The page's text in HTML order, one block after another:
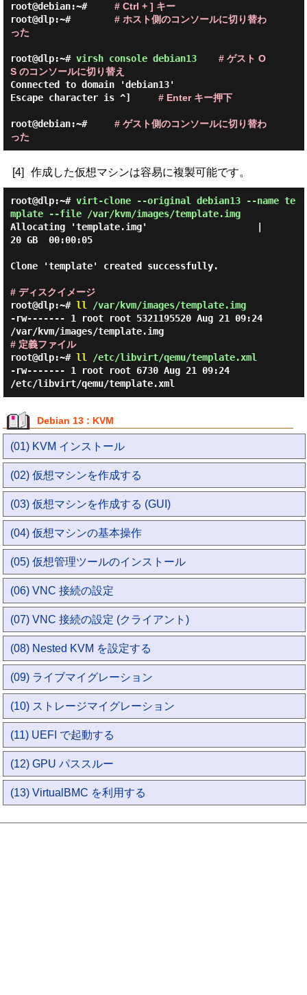
root@debian:~# # Ctrl + ] キー
root@dlp:~# # ホスト側のコンソールに切り替わ
った
root@dlp:~# virsh console debian13
# ゲスト O
S のコンソールに切り替え
Connected to domain 'debian13'
Escape character is ^] # Enter キー押下
root@debian:~# # ゲスト側のコンソールに切り替わ
った
[4] 作成した仮想マシンは容易に複製可能です。
root@dlp:~# virt-clone --original debian13 --name te
mplate --file /var/kvm/images/template.img
Allocating 'template.img'                    |
20 GB  00:00:05
Clone 'template' created successfully.
# ディスクイメージ
root@dlp:~# ll /var/kvm/images/template.img
-rw------- 1 root root 5321195520 Aug 21 09:24
/var/kvm/images/template.img
# 定義ファイル
root@dlp:~# ll /etc/libvirt/qemu/template.xml
-rw------- 1 root root 6730 Aug 21 09:24
/etc/libvirt/qemu/template.xml
Debian 13 : KVM
(01) KVM インストール
(02) 仮想マシンを作成する
(03) 仮想マシンを作成する (GUI)
(04) 仮想マシンの基本操作
(05) 仮想管理ツールのインストール
(06) VNC 接続の設定
(07) VNC 接続の設定 (クライアント)
(08) Nested KVM を設定する
(09) ライブマイグレーション
(10) ストレージマイグレーション
(11) UEFI で起動する
(12) GPU パススルー
(13) VirtualBMC を利用する